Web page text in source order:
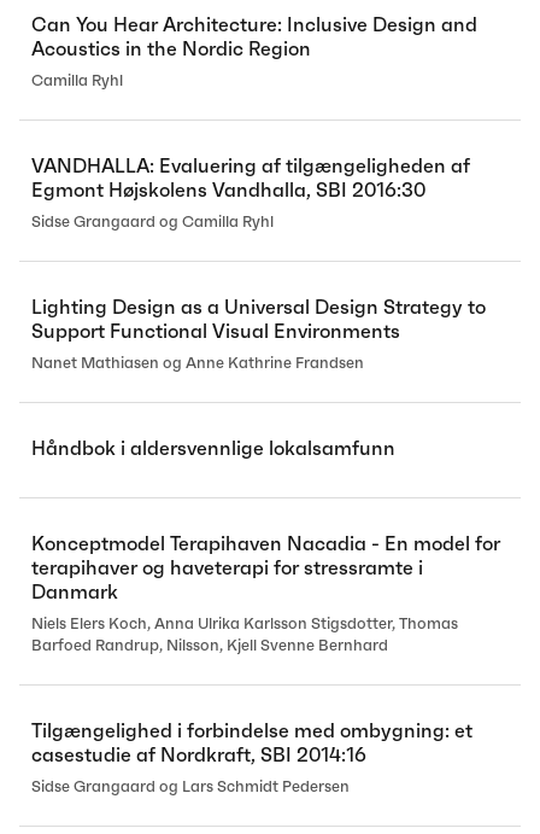
Can You Hear Architecture: Inclusive Design and
Acoustics in the Nordic Region
Camilla Ryhl
VANDHALLA: Evaluering af tilgængeligheden af
Egmont Højskolens Vandhalla, SBI 2016:30
Sidse Grangaard og Camilla Ryhl
Lighting Design as a Universal Design Strategy to
Support Functional Visual Environments
Nanet Mathiasen og Anne Kathrine Frandsen
Håndbok i aldersvennlige lokalsamfunn
Konceptmodel Terapihaven Nacadia - En model for
terapihaver og haveterapi for stressramte i
Danmark
Niels Elers Koch, Anna Ulrika Karlsson Stigsdotter, Thomas
Barfoed Randrup, Nilsson, Kjell Svenne Bernhard
Tilgængelighed i forbindelse med ombygning: et
casestudie af Nordkraft, SBI 2014:16
Sidse Grangaard og Lars Schmidt Pedersen